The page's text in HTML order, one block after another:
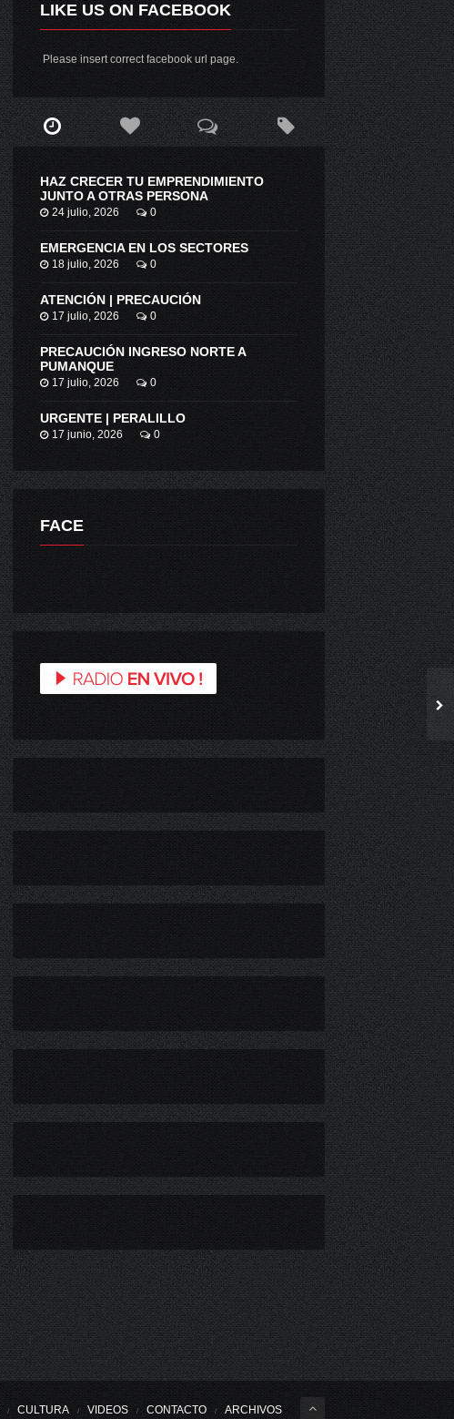
2° JUZGADO CIVIL DE RANCAGUA ORDENA A HOSPITAL CLÍNICO INDEMNIZAR A FAMILIA DE PACIENTE FALLECIDO.
LIKE US ON FACEBOOK
Please insert correct facebook url page.
HAZ CRECER TU EMPRENDIMIENTO
JUNTO A OTRAS PERSONA
24 julio, 2026 0
EMERGENCIA EN LOS SECTORES
18 julio, 2026 0
ATENCIÓN | PRECAUCIÓN
17 julio, 2026 0
PRECAUCIÓN INGRESO NORTE A
PUMANQUE
17 julio, 2026 0
URGENTE | PERALILLO
17 junio, 2026 0
FACE
CULTURA VIDEOS CONTACTO ARCHIVOS